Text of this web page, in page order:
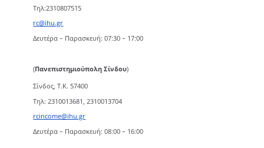
Τηλ:2310807515
rc@ihu.gr
Δευτέρα – Παρασκευή: 07:30 – 17:00
(Πανεπιστημιούπολη Σίνδου)
Σίνδος, Τ.Κ. 57400
Τηλ: 2310013681, 2310013704
rcincome@ihu.gr
Δευτέρα – Παρασκευή: 08:00 – 16:00